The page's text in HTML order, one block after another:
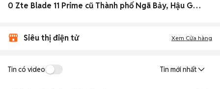
0 Zte Blade 11 Prime cũ Thành phố Ngã Bảy, Hậu Giang đẹp
Siêu thị điện tử Xem Cửa hàng
Tin có video Tin mới nhất